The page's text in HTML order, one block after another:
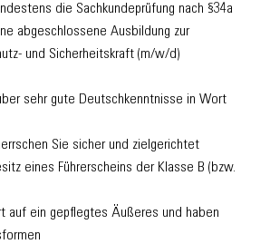
die Sachkundeprüfung nach §34a
abgeschlossene Ausbildung zur
und Sicherheitskraft (m/w/d)
sehr gute Deutschkenntnisse in Wort
Sie sicher und zielgerichtet
eines Führerscheins der Klasse B (bzw.
auf ein gepflegtes Äußeres und haben